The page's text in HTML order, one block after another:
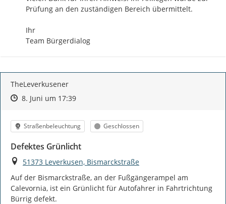
Prüfung an den zuständigen Bereich übermittelt.
Ihr
Team Bürgerdialog
TheLeverkusener
Zeitpunkt des Erstellens
Zeitpunkt des Erstellens
8. Juni um 17:39Zur Äußerung
Kategorie
Straßenbeleuchtung Status
Geschlossen
Defektes Grünlicht
Ort
51373 Leverkusen, Bismarckstraße
Auf der Bismarckstraße, an der Fußgängerampel am
Calevornia, ist ein Grünlicht für Autofahrer in Fahrtrichtung
Bürrig defekt.